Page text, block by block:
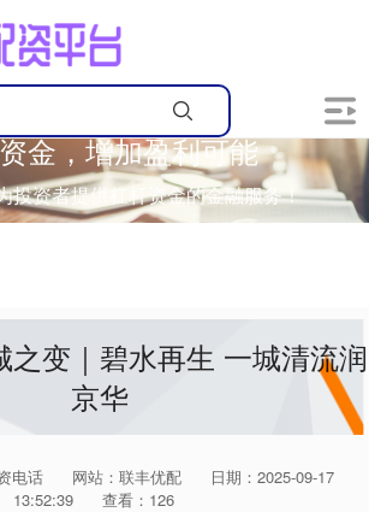
金，增加盈利可能
投资者提供杠杆资金的金融服务！
之变｜碧水再生 一城清流润
京华
电话 网站：联丰优配
日期：2025-09-17
13:52:39
查看：126